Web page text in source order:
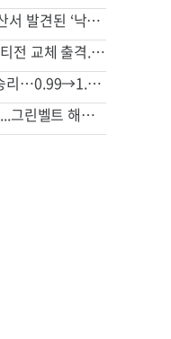
등딱지에 주소·이름 빼곡…부산서 발견된 ‘낙서 거북이’ 정체
ATM 데뷔전 앞둔 이강인, 맨시티전 교체 출격...특별 입단식도 열린다
김민석, 강원·TK서 정청래에 승리…0.99→1.48%p 격차 벌렸다
정부, 13일 전후 주택공급대책....그린벨트 해제 등 ‘영끌 대책’ 거론